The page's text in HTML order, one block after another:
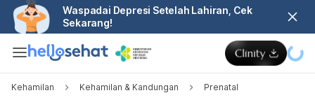
Waspadai Depresi Setelah Lahiran, Cek
Sekarang!
Kehamilan Kehamilan & Kandungan Prenatal